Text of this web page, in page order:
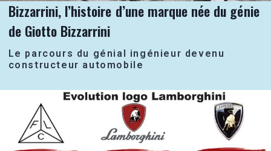
Bizzarrini, l’histoire d’une marque née du génie
de Giotto Bizzarrini
Le parcours du génial ingénieur devenu
constructeur automobile